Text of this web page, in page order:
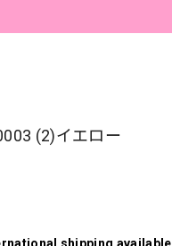
(2)イエロー